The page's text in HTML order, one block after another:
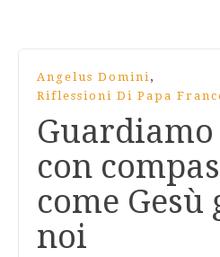
Angelus Domini,
Riflessioni Di Papa
con
come Gesù
noi